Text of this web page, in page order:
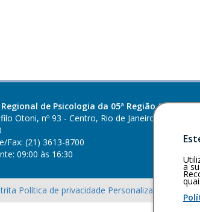
de Psicologia da 05ª Região (RJ)
Otoni, nº 93 - Centro, Rio de Janeiro - RJ - CEP:
Fax: (21) 3613-8700
09:00 às 16:30
Política de privacidade Personalização de
a